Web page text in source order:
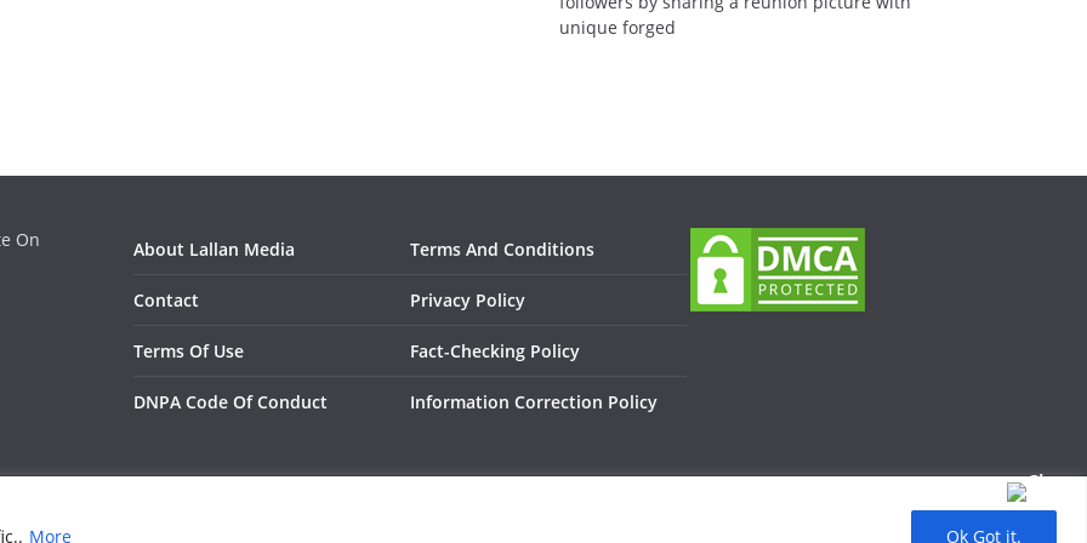
More Ok Got it.
unique forged
On
About Lallan Media
Contact
Terms Of Use
DNPA Code Of Conduct
Terms And Conditions
Privacy Policy
Fact-Checking Policy
Information Correction Policy